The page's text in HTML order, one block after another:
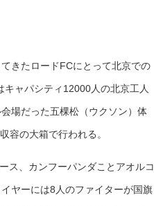
きたロードFCにとって北京での
ャパシティ12000人の北京工人
場だった五棵松（ウクソン）体
容の大箱で行われる。
ス、カンフーパンダことアオルコ
ヤーには8人のファイターが国旗